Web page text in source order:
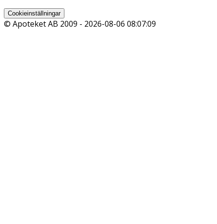
Cookieinställningar
© Apoteket AB 2009 - 2026-08-06 08:07:09